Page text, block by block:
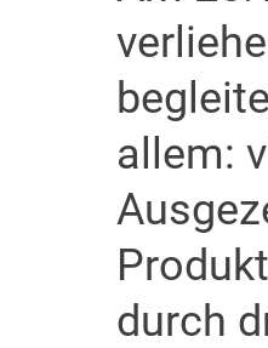
allem:
durch